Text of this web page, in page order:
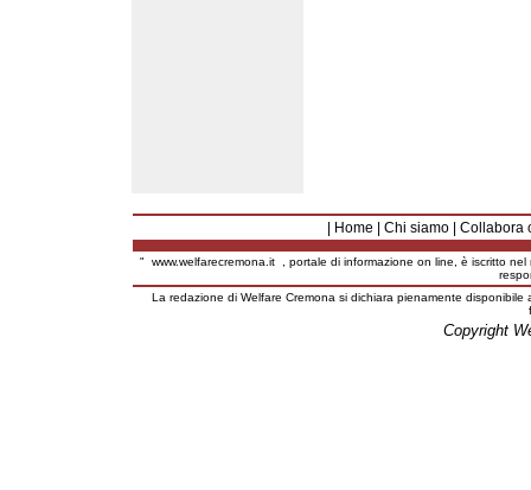
Home Chi siamo Collabora
" www.welfarecremona.it, portale di informazione on line, è iscritto nel
La redazione di Welfare Cremona si dichiara pienamente
Copyright